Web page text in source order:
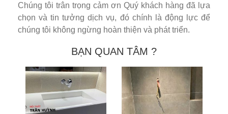
Chúng tôi trân trọng cảm ơn Quý khách hàng đã lựa
chọn và tin tưởng dịch vụ, đó chính là động lực để
chúng tôi không ngừng hoàn thiện và phát triển.
BẠN QUAN TÂM ?